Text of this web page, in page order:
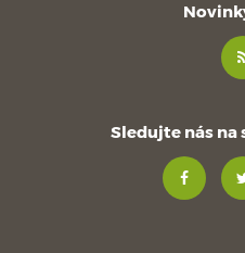
Sledujte nás